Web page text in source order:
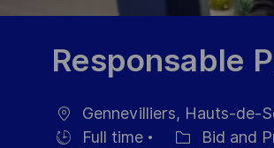
Responsable
Ort
Gennevilliers, Hauts-de-
Full time
Bid and